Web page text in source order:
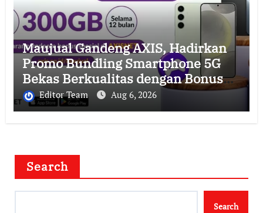
Maujual Gandeng AXIS, Hadirkan
Promo Bundling Smartphone 5G
Bekas Berkualitas dengan Bonus
Kuota hingga 300 GB
Editor Team Aug 6, 2026
Search
Search